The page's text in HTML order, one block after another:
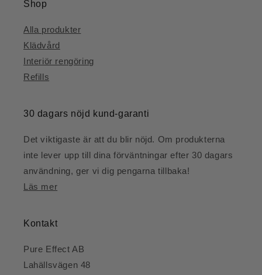
Shop
Alla produkter
Klädvård
Interiör rengöring
Refills
30 dagars nöjd kund-garanti
Det viktigaste är att du blir nöjd. Om produkterna
inte lever upp till dina förväntningar efter 30 dagars
användning, ger vi dig pengarna tillbaka!
Läs mer
Kontakt
Pure Effect AB
Lahällsvägen 48